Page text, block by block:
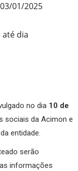
01/2025
dia
no dia 10 de
sociais da Acimon e
entidade.
serão
informações